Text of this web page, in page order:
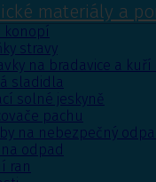
materiály a
konopí
stravy
na bradavice a kuří
sladidla
solné jeskyně
pachu
na nebezpečný
odpad
ran